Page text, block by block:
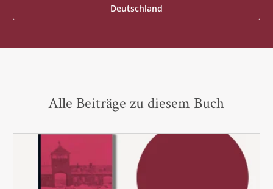
Deutschland
Alle Beiträge zu diesem Buch